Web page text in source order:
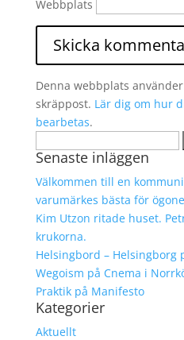
Webbplats
Denna webbplats
skräppost. Lär dig om hur
bearbetas.
efter:
Senaste inläggen
Välkommen till en
varumärkes bästa för
Kim Utzon ritade huset.
krukorna.
Helsingbord – Helsingborg
Wegoism på Cnema i
Praktik på Manifesto
Kategorier
Aktuellt